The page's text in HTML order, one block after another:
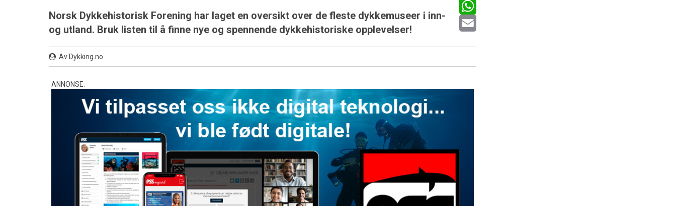
Twitter
WhatsApp
Norsk Dykkehistorisk Forening har laget en oversikt over de fleste dykkemuseer i inn-
og utland. Bruk listen til å finne nye og spennende dykkehistoriske opplevelser!
Av Dykking.no
ANNONSE: